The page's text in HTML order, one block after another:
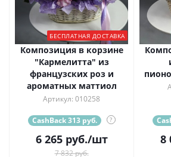
БЕСПЛАТНАЯ ДОСТАВКА
Композиция в корзине
"Кармелитта" из
французских роз и
ароматных маттиол
Артикул: 010258
CashBack 313 руб. ?
6 265руб./шт
7 832 руб.
8